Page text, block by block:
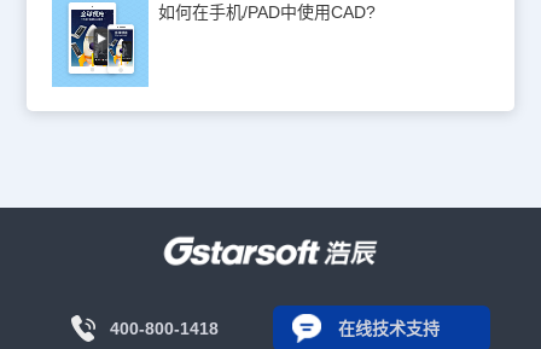
如何在手机/PAD中使用CAD?
400-800-1418 在线技术支持